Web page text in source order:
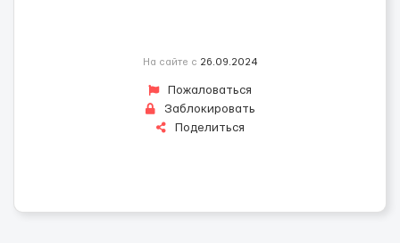
На сайте с 26.09.2024
Пожаловаться
Заблокировать
Поделиться